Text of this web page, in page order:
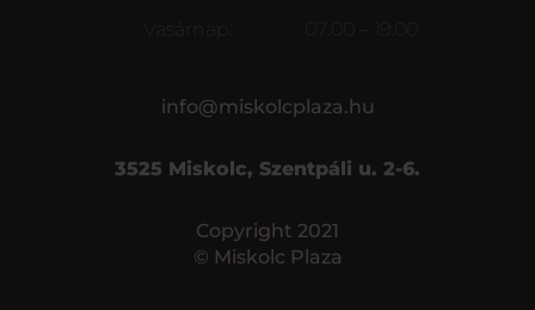
Vasárnap:
info@miskolcplaza.hu
3525 Miskolc, Szentpáli u. 2-6.
Copyright 2021
© Miskolc Plaza